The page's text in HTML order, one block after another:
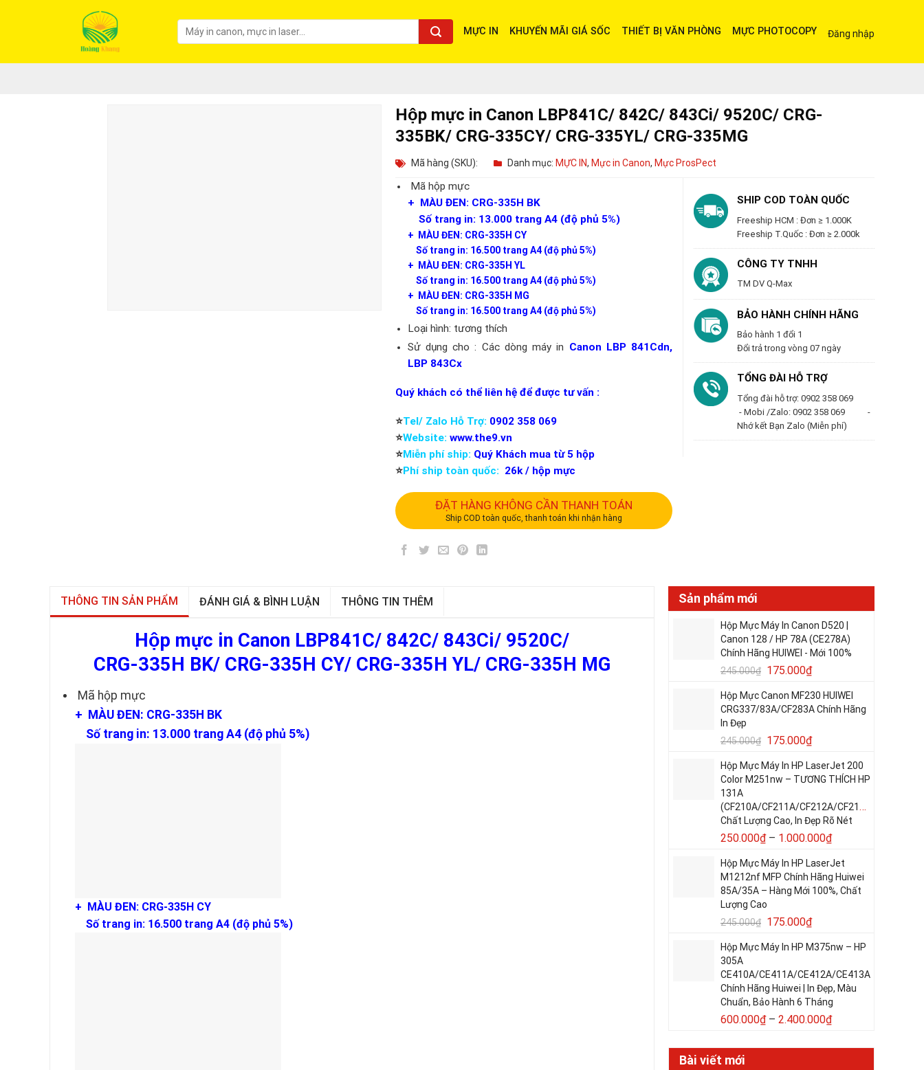
MỰC IN KHUYẾN MÃI GIÁ SỐC THIẾT BỊ VĂN PHÒNG MỰC PHOTOCOPY Đăng nhập
Hộp mực in Canon LBP841C/ 842C/ 843Ci/ 9520C/ CRG-
335BK/ CRG-335CY/ CRG-335YL/ CRG-335MG
Mã hàng (SKU): Danh mục: MỰC IN, Mực in Canon, Mực ProsPect
Mã hộp mực
+ MÀU ĐEN: CRG-335H BK
Số trang in: 13.000 trang A4 (độ phủ 5%)
+ MÀU ĐEN: CRG-335H CY
Số trang in: 16.500 trang A4 (độ phủ 5%)
+ MÀU ĐEN: CRG-335H YL
Số trang in: 16.500 trang A4 (độ phủ 5%)
+ MÀU ĐEN: CRG-335H MG
Số trang in: 16.500 trang A4 (độ phủ 5%)
Loại hình: tương thích
Sử dụng cho : Các dòng máy in Canon LBP 841Cdn,
LBP 843Cx
Quý khách có thể liên hệ để được tư vấn :
⭐️Tel/ Zalo Hỗ Trợ: 0902 358 069
⭐️Website: www.the9.vn
⭐️Miễn phí ship: Quý Khách mua từ 5 hộp
⭐️Phí ship toàn quốc: 26k / hộp mực
ĐẶT HÀNG KHÔNG CẦN THANH TOÁN
Ship COD toàn quốc, thanh toán khi nhận hàng
SHIP COD TOÀN QUỐC
Freeship HCM : Đơn ≥ 1.000K
Freeship T.Quốc : Đơn ≥ 2.000k
CÔNG TY TNHH
TM DV Q-Max
BẢO HÀNH CHÍNH HÃNG
Bảo hành 1 đổi 1
Đổi trả trong vòng 07 ngày
TỔNG ĐÀI HỖ TRỢ
Tổng đài hỗ trợ: 0902 358 069
- Mobi /Zalo: 0902 358 069 -
Nhớ kết Bạn Zalo (Miễn phí)
THÔNG TIN SẢN PHẨM ĐÁNH GIÁ & BÌNH LUẬN THÔNG TIN THÊM
Hộp mực in Canon LBP841C/ 842C/ 843Ci/ 9520C/
CRG-335H BK/ CRG-335H CY/ CRG-335H YL/ CRG-335H MG
Mã hộp mực
+ MÀU ĐEN: CRG-335H BK
Số trang in: 13.000 trang A4 (độ phủ 5%)
+ MÀU ĐEN: CRG-335H CY
Số trang in: 16.500 trang A4 (độ phủ 5%)
Sản phẩm mới
Hộp Mực Máy In Canon D520 |
Canon 128 / HP 78A (CE278A)
Chính Hãng HUIWEI - Mới 100%
245.000₫ 175.000₫
Hộp Mực Canon MF230 HUIWEI
CRG337/83A/CF283A Chính Hãng
In Đẹp
245.000₫ 175.000₫
Hộp Mực Máy In HP LaserJet 200
Color M251nw – TƯƠNG THÍCH HP
131A
(CF210A/CF211A/CF212A/CF213A)
Chất Lượng Cao, In Đẹp Rõ Nét
250.000₫ – 1.000.000₫
Hộp Mực Máy In HP LaserJet
M1212nf MFP Chính Hãng Huiwei
85A/35A – Hàng Mới 100%, Chất
Lượng Cao
245.000₫ 175.000₫
Hộp Mực Máy In HP M375nw – HP
305A
CE410A/CE411A/CE412A/CE413A
Chính Hãng Huiwei | In Đẹp, Màu
Chuẩn, Bảo Hành 6 Tháng
600.000₫ – 2.400.000₫
Bài viết mới